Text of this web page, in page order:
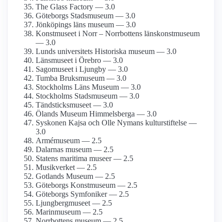
The Glass Factory — 3.0
Göteborgs Stadsmuseum — 3.0
Jönköpings läns museum — 3.0
Konstmuseet i Norr – Norrbottens länskonst­museum
— 3.0
Lunds universitets Historiska museum — 3.0
Länsmuseet i Örebro — 3.0
Sagomuseet i Ljungby — 3.0
Tumba Bruksmuseum — 3.0
Stockholms Läns Museum — 3.0
Stockholms Stadsmuseum — 3.0
Tändsticks­museet — 3.0
Ölands Museum Himmelsberga — 3.0
Syskonen Kajsa och Olle Nymans kulturstiftelse —
3.0
Armé­museum — 2.5
Dalarnas museum — 2.5
Statens maritima museer — 2.5
Musikverket — 2.5
Gotlands Museum — 2.5
Göteborgs Konstmuseum — 2.5
Göteborgs Symfoniker — 2.5
Ljungberg­museet — 2.5
Marinmuseum — 2.5